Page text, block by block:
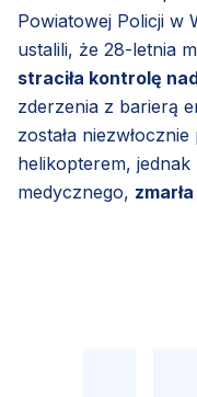
Powiatowej Policji w
ustalili, że 28-letnia
straciła kontrolę
zderzenia z barierą
została
helikopterem,
medycznego,